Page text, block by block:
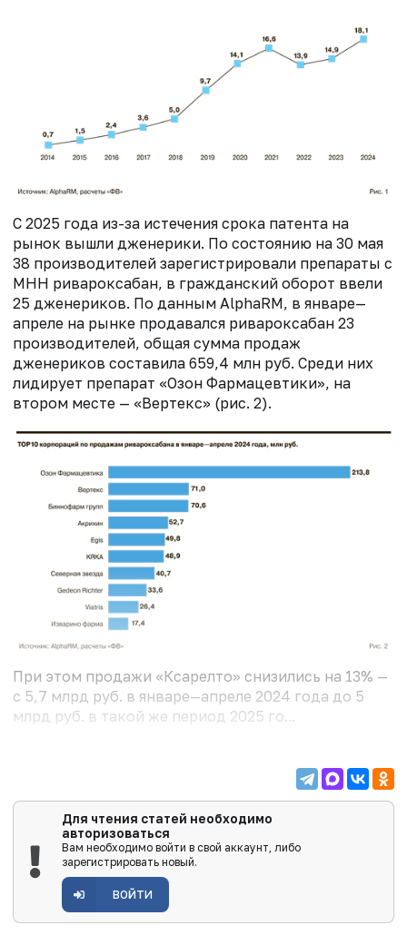
С 2025 года из-за истечения срока патента на
рынок вышли дженерики. По состоянию на 30 мая
38 производителей зарегистрировали препараты с
МНН ривароксабан, в гражданский оборот ввели
25 дженериков. По данным AlphaRM, в январе—
апреле на рынке продавался ривароксабан 23
производителей, общая сумма продаж
дженериков составила 659,4 млн руб. Среди них
лидирует препарат «Озон Фармацевтики», на
втором месте — «Вертекс» (рис. 2).
При этом продажи «Ксарелто» снизились на 13% —
с 5,7 млрд руб. в январе—апреле 2024 года до 5
млрд руб. в такой же период 2025 го...
Для чтения статей необходимо
авторизоваться
Вам необходимо войти в свой аккаунт, либо
зарегистрировать новый.
ВОЙТИ